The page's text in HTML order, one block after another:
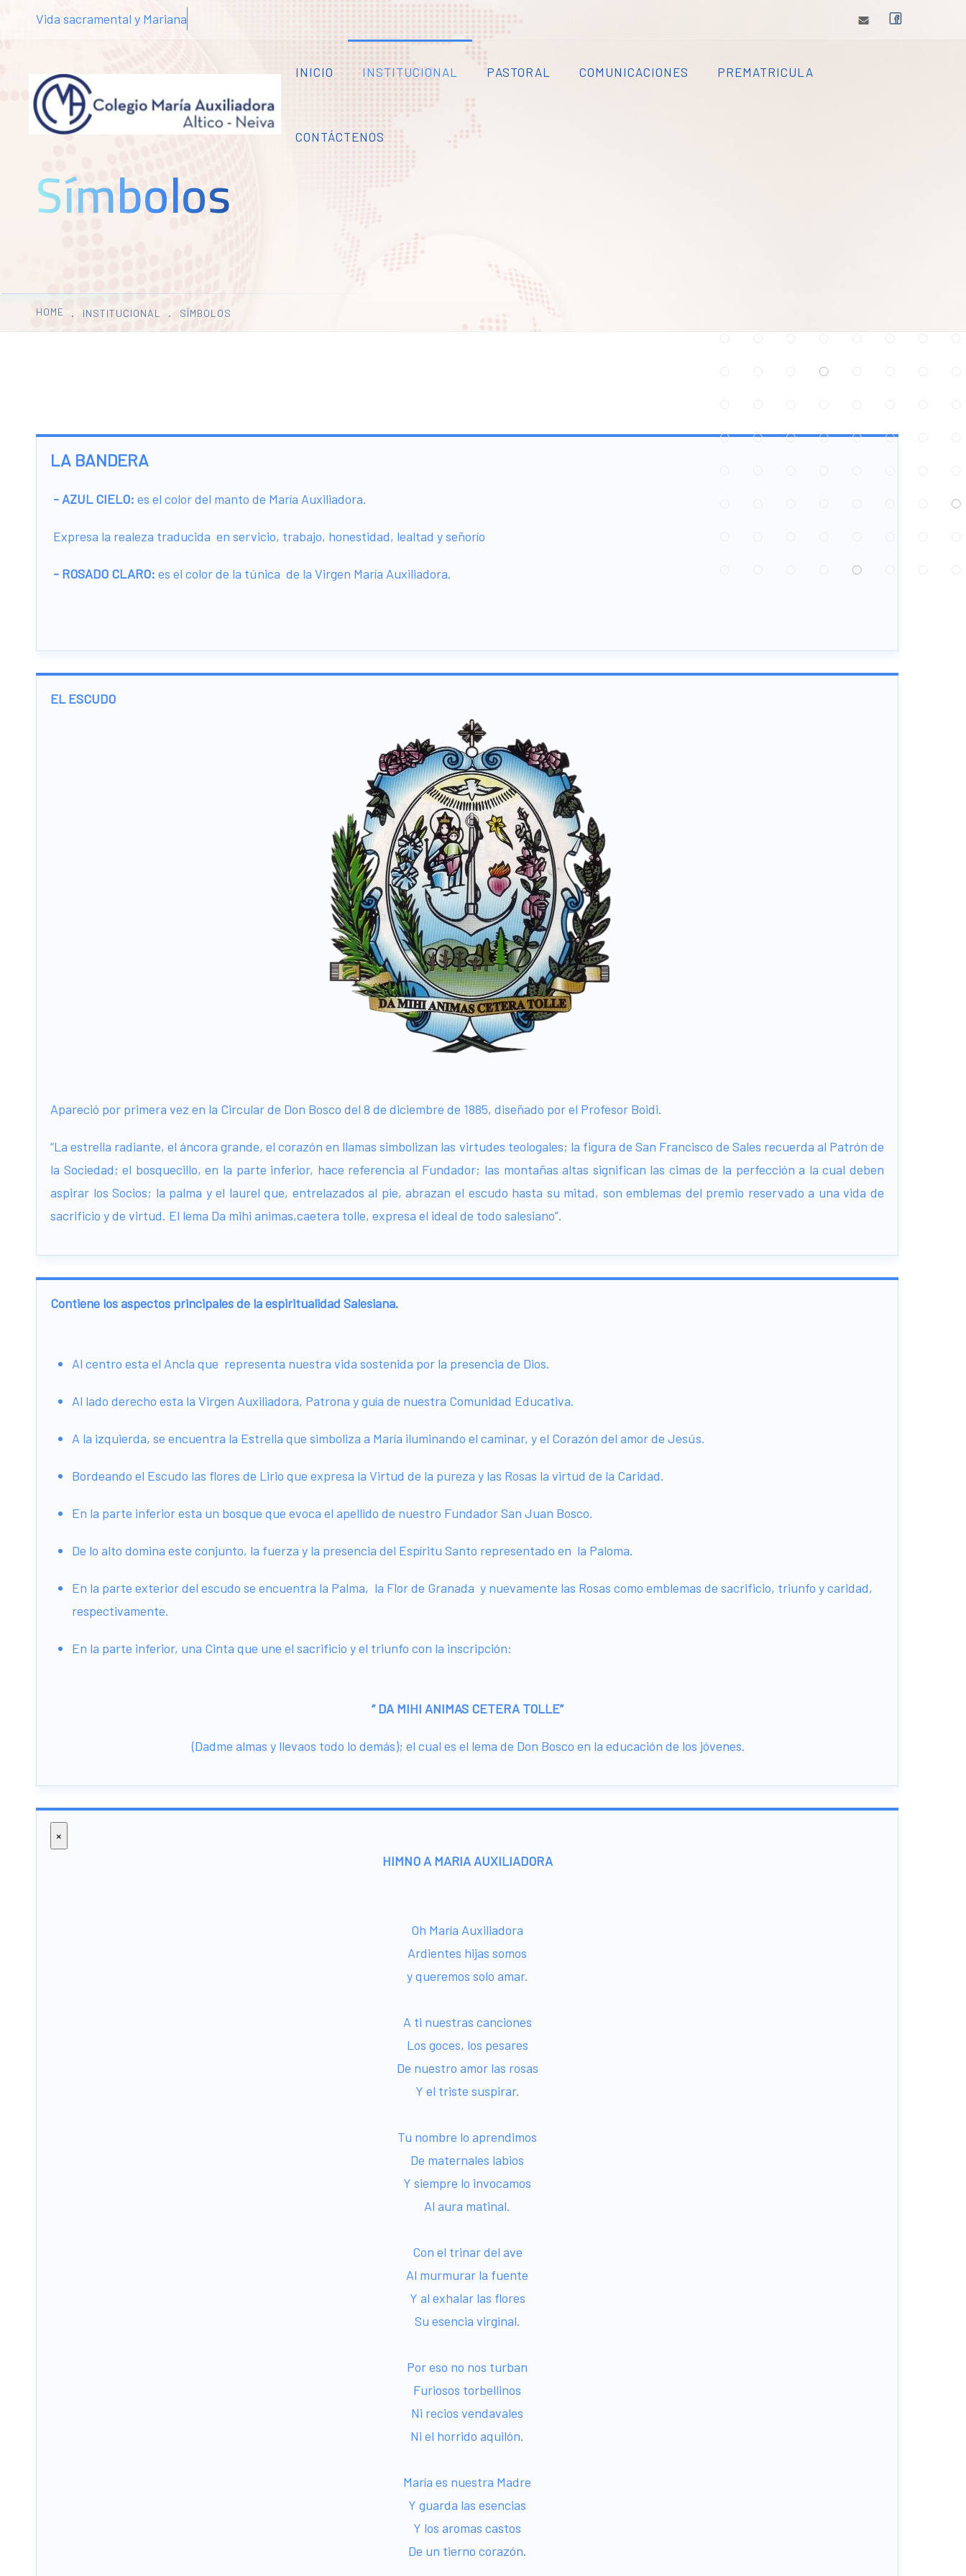
Vida sacramental y Mariana
INICIO INSTITUCIONAL PASTORAL COMUNICACIONES PREMATRICULA
CONTÁCTENOS
Símbolos
HOME INSTITUCIONAL SÍMBOLOS
LA BANDERA
- AZUL CIELO: es el color del manto de María Auxiliadora.
Expresa la realeza traducida en servicio, trabajo, honestidad, lealtad y señorío
- ROSADO CLARO: es el color de la túnica de la Virgen María Auxiliadora.
EL ESCUDO
Apareció por primera vez en la Circular de Don Bosco del 8 de diciembre de 1885, diseñado por el Profesor Boidi.
“La estrella radiante, el áncora grande, el corazón en llamas simbolizan las virtudes teologales; la figura de San Francisco de Sales recuerda al Patrón de
la Sociedad; el bosquecillo, en la parte inferior, hace referencia al Fundador; las montañas altas significan las cimas de la perfección a la cual deben
aspirar los Socios; la palma y el laurel que, entrelazados al pie, abrazan el escudo hasta su mitad, son emblemas del premio reservado a una vida de
sacrificio y de virtud. El lema Da mihi animas,caetera tolle, expresa el ideal de todo salesiano”.
Contiene los aspectos principales de la espiritualidad Salesiana.
Al centro esta el Ancla que representa nuestra vida sostenida por la presencia de Dios.
Al lado derecho esta la Virgen Auxiliadora, Patrona y guía de nuestra Comunidad Educativa.
A la izquierda, se encuentra la Estrella que simboliza a María iluminando el caminar, y el Corazón del amor de Jesús.
Bordeando el Escudo las flores de Lirio que expresa la Virtud de la pureza y las Rosas la virtud de la Caridad.
En la parte inferior esta un bosque que evoca el apellido de nuestro Fundador San Juan Bosco.
De lo alto domina este conjunto, la fuerza y la presencia del Espíritu Santo representado en la Paloma.
En la parte exterior del escudo se encuentra la Palma, la Flor de Granada y nuevamente las Rosas como emblemas de sacrificio, triunfo y caridad,
respectivamente.
En la parte inferior, una Cinta que une el sacrificio y el triunfo con la inscripción:
“ DA MIHI ANIMAS CETERA TOLLE”
(Dadme almas y llevaos todo lo demás); el cual es el lema de Don Bosco en la educación de los jóvenes.
×
HIMNO A MARIA AUXILIADORA
Oh María Auxiliadora
Ardientes hijas somos
y queremos solo amar.
A ti nuestras canciones
Los goces, los pesares
De nuestro amor las rosas
Y el triste suspirar.
Tu nombre lo aprendimos
De maternales labios
Y siempre lo invocamos
Al aura matinal.
Con el trinar del ave
Al murmurar la fuente
Y al exhalar las flores
Su esencia virginal.
Por eso no nos turban
Furiosos torbellinos
Ni recios vendavales
Ni el horrido aquilón.
María es nuestra Madre
Y guarda las esencias
Y los aromas castos
De un tierno corazón.